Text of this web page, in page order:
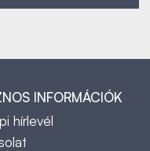
INFORMÁCIÓK
hírlevél